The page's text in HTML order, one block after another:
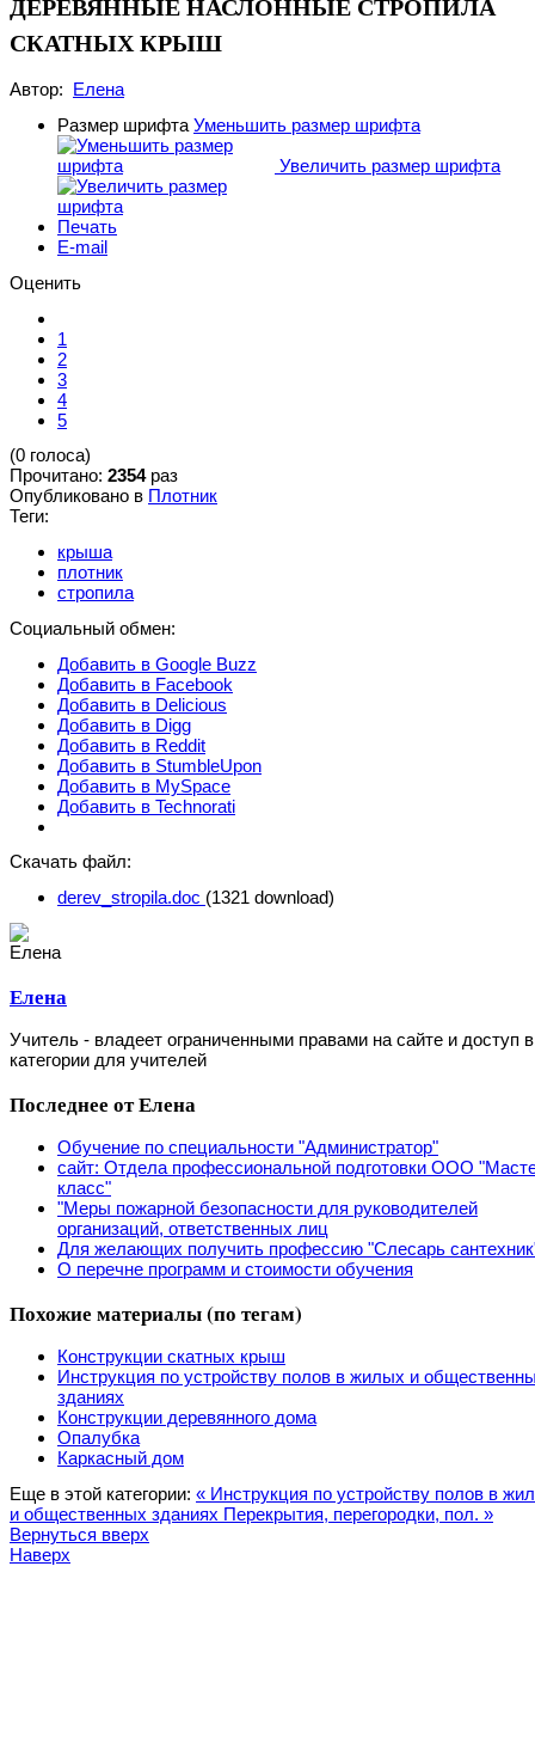
СКАТНЫХ КРЫШ
Автор: Елена
Размер шрифта Уменьшить размер шрифта
Увеличить размер шрифта
Печать
E-mail
Оценить
1
2
3
4
5
(0 голоса)
Прочитано: 2354раз
Опубликовано в Плотник
Теги:
крыша
плотник
стропила
Социальный обмен:
Добавить в Google Buzz
Добавить в Facebook
Добавить в Delicious
Добавить в Digg
Добавить в Reddit
Добавить в StumbleUpon
Добавить в MySpace
Добавить в Technorati
Скачать файл:
derev_stropila.doc (1321 download)
Елена
Учитель - владеет ограниченными правами на сайте и доступ в
категории для учителей
Последнее от Елена
Обучение по специальности "Администратор"
сайт: Отдела профессиональной подготовки ООО
класс"
"Меры пожарной безопасности для руководителей
организаций, ответственных лиц
Для желающих получить профессию "Слесарь
О перечне программ и стоимости обучения
Похожие материалы (по тегам)
Конструкции скатных крыш
Инструкция по устройству полов в жилых и
зданиях
Конструкции деревянного дома
Опалубка
Каркасный дом
Еще в этой категории: « Инструкция по устройству полов в
и общественных зданиях Перекрытия, перегородки, пол. »
Вернуться вверх
Наверх